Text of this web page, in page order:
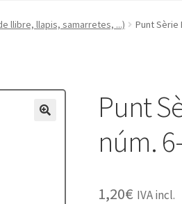
El meu compte Finalitzar compra
llibre, llapis, samarretes, ...) Punt Sèrie
Punt
núm.
1,20€ IVA incl.